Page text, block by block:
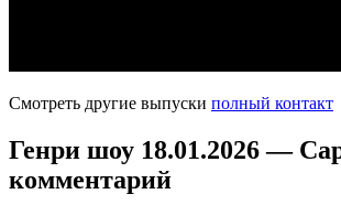
Смотреть другие выпуски полный контакт
Генри шоу 18.01.2026 —
комментарий